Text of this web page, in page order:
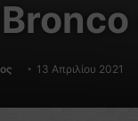
13 Απριλίου 2021